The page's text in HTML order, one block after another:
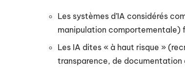
Les systèmes d’IA considérés
manipulation comportementale)
Les IA dites « à haut risque »
transparence, de documentation